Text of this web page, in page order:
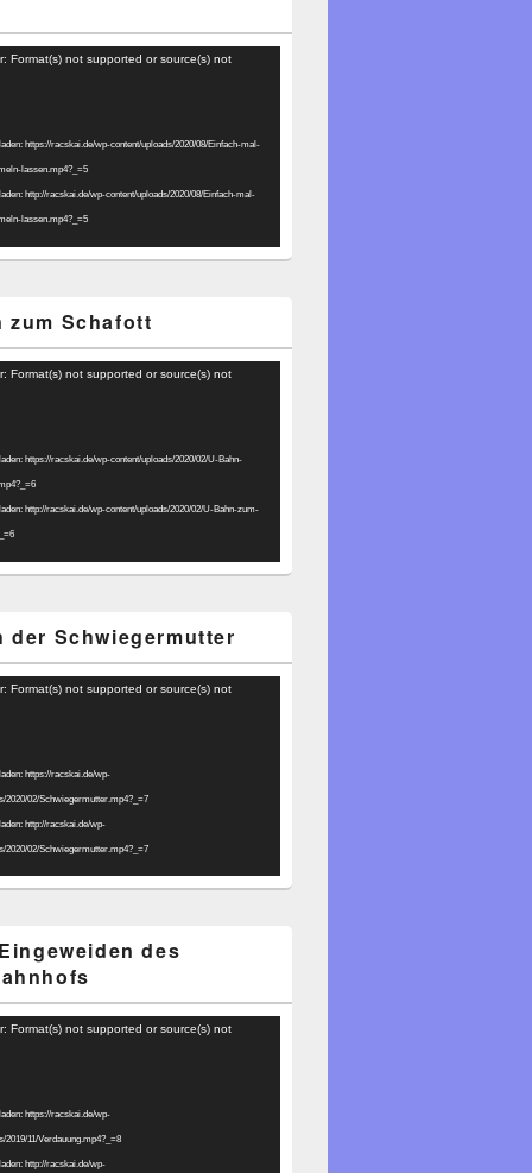
Format(s) not supported or source(s) not
https://racskai.de/wp-content/uploads/2020/08/Einfach-mal-
lassen.mp4?_=5
http://racskai.de/wp-content/uploads/2020/08/Einfach-mal-
lassen.mp4?_=5
zum Schafott
Format(s) not supported or source(s) not
https://racskai.de/wp-content/uploads/2020/02/U-Bahn-
http://racskai.de/wp-content/uploads/2020/02/U-Bahn-zum-
der Schwiegermutter
Format(s) not supported or source(s) not
https://racskai.de/wp-
2020/02/Schwiegermutter.mp4?_=7
http://racskai.de/wp-
2020/02/Schwiegermutter.mp4?_=7
des
Format(s) not supported or source(s) not
https://racskai.de/wp-
2019/11/Verdauung.mp4?_=8
http://racskai.de/wp-